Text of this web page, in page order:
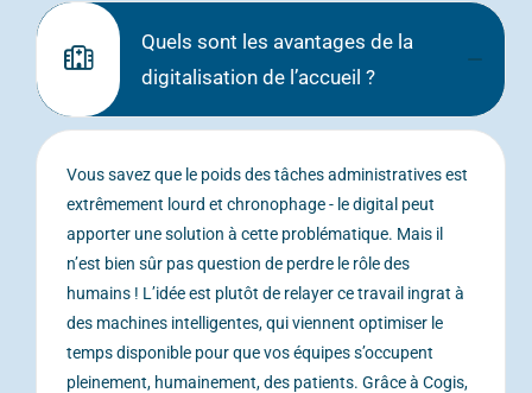
Quels sont les avantages de la
digitalisation de l’accueil ?
Vous savez que le poids des tâches administratives est
extrêmement lourd et chronophage - le digital peut
apporter une solution à cette problématique. Mais il
n’est bien sûr pas question de perdre le rôle des
humains ! L’idée est plutôt de relayer ce travail ingrat à
des machines intelligentes, qui viennent optimiser le
temps disponible pour que vos équipes s’occupent
pleinement, humainement, des patients. Grâce à Cogis,